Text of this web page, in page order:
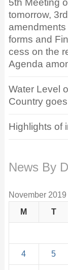
5th Meeting
tomorrow,
forms and
cess on the
Agenda
Water Level
Country
Highlights of
News By
November 2019
M
T
4 5